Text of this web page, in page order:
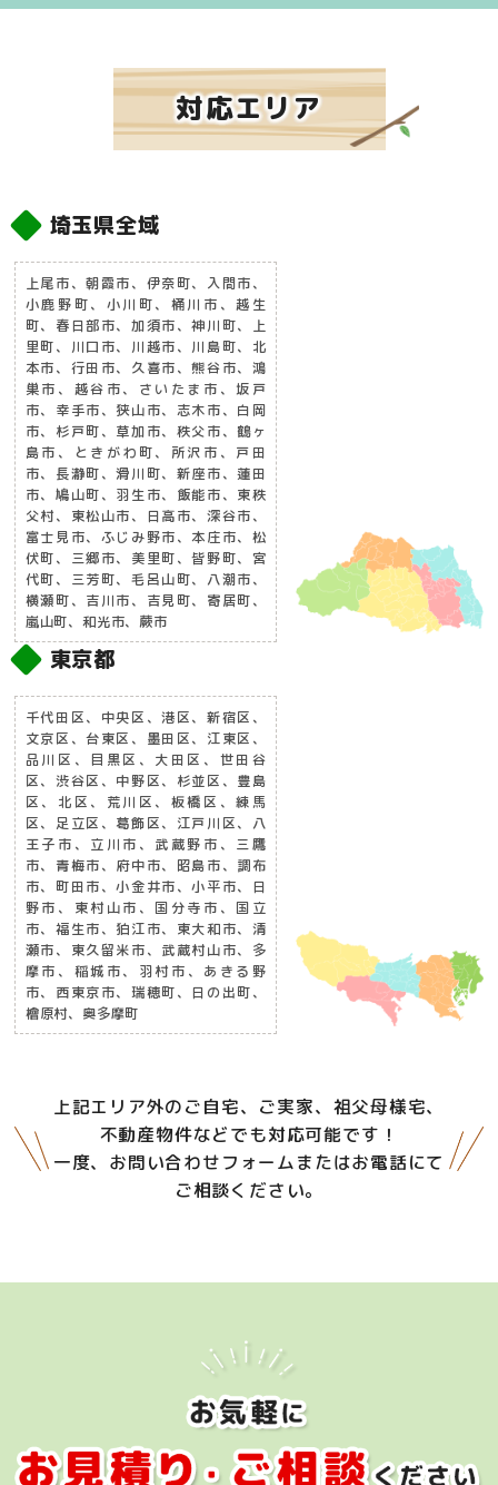
対応エリア
埼玉県全域
上尾市、朝霞市、伊奈町、入間市、
小鹿野町、小川町、桶川市、越生
町、春日部市、加須市、神川町、上
里町、川口市、川越市、川島町、北
本市、行田市、久喜市、熊谷市、鴻
巣市、越谷市、さいたま市、坂戸
市、幸手市、狭山市、志木市、白岡
市、杉戸町、草加市、秩父市、鶴ヶ
島市、ときがわ町、所沢市、戸田
市、長瀞町、滑川町、新座市、蓮田
市、鳩山町、羽生市、飯能市、東秩
父村、東松山市、日高市、深谷市、
富士見市、ふじみ野市、本庄市、松
伏町、三郷市、美里町、皆野町、宮
代町、三芳町、毛呂山町、八潮市、
横瀬町、吉川市、吉見町、寄居町、
嵐山町、和光市、蕨市
東京都
千代田区、中央区、港区、新宿区、
文京区、台東区、墨田区、江東区、
品川区、目黒区、大田区、世田谷
区、渋谷区、中野区、杉並区、豊島
区、北区、荒川区、板橋区、練馬
区、足立区、葛飾区、江戸川区、八
王子市、立川市、武蔵野市、三鷹
市、青梅市、府中市、昭島市、調布
市、町田市、小金井市、小平市、日
野市、東村山市、国分寺市、国立
市、福生市、狛江市、東大和市、清
瀬市、東久留米市、武蔵村山市、多
摩市、稲城市、羽村市、あきる野
市、西東京市、瑞穂町、日の出町、
檜原村、奥多摩町
上記エリア外のご自宅、ご実家、祖父母様宅、
不動産物件などでも対応可能です！
一度、お問い合わせフォームまたはお電話にて
ご相談ください。